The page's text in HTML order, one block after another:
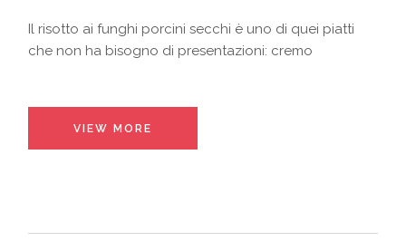
Il risotto ai funghi porcini secchi è uno di quei piatti
che non ha bisogno di presentazioni: cremo
VIEW MORE